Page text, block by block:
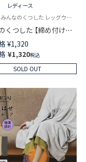
レディース
ナイガイ みんなのくつした レッグウォーマー 介護 履きやすい ユニバーサルデザイン
くつした 【締め付けな
ウォーマー】 2WAY ミ
&アームウォーマー ふ
ーゼタイプ レーヨン混
¥1,320
¥1,320税込
SOLD OUT